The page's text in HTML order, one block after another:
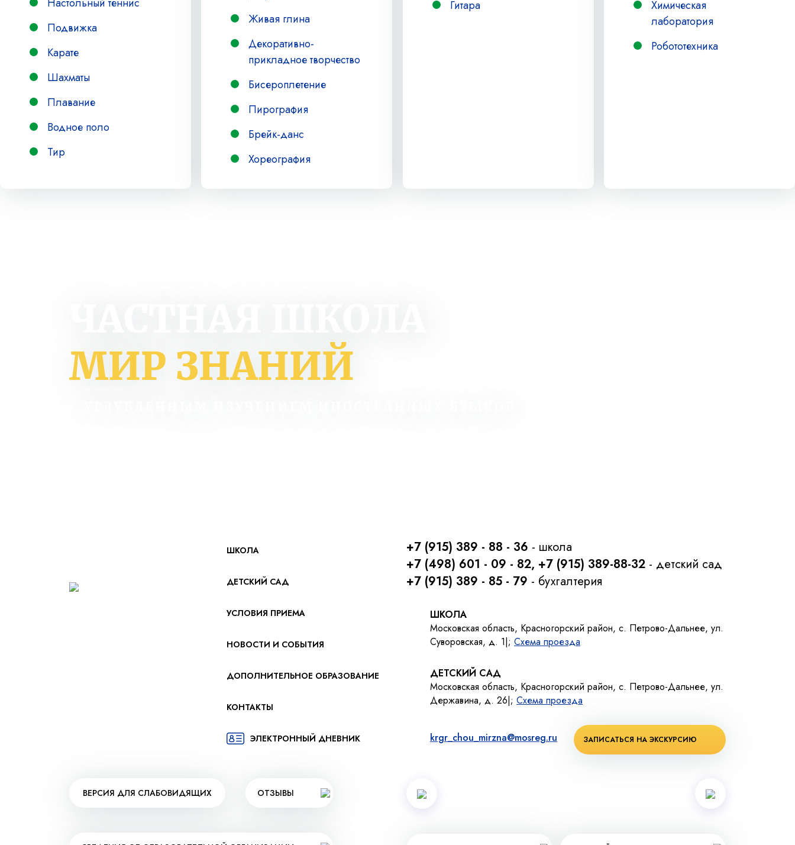
Подвижка
Карате
Шахматы
Плавание
Водное поло
Тир
Живая глина
Декоративно-
прикладное творчество
Бисероплетение
Пирография
Брейк-данс
Хореография
Гитара
Химическая
лаборатория
Робототехника
МИР ЗНАНИЙ
ШКОЛА
ДЕТСКИЙ САД
УСЛОВИЯ ПРИЕМА
НОВОСТИ И СОБЫТИЯ
ДОПОЛНИТЕЛЬНОЕ ОБРАЗОВАНИЕ
КОНТАКТЫ
ЭЛЕКТРОННЫЙ ДНЕВНИК
+7 (915) 389 - 88 - 36 - школа
+7 (498) 601 - 09 - 82, +7 (915) 389-88-32 - детский сад
+7 (915) 389 - 85 - 79 - бухгалтерия
ШКОЛА
Московская область, Красногорский район, с. Петрово-Дальнее, ул.
Суворовская, д. 1|; Схема проезда
ДЕТСКИЙ САД
Московская область, Красногорский район, с. Петрово-Дальнее, ул.
Державина, д. 26|; Схема проезда
krgr_chou_mirzna@mosreg.ru ЗАПИСАТЬСЯ НА ЭКСКУРСИЮ
ВЕРСИЯ ДЛЯ СЛАБОВИДЯЩИХ ОТЗЫВЫ